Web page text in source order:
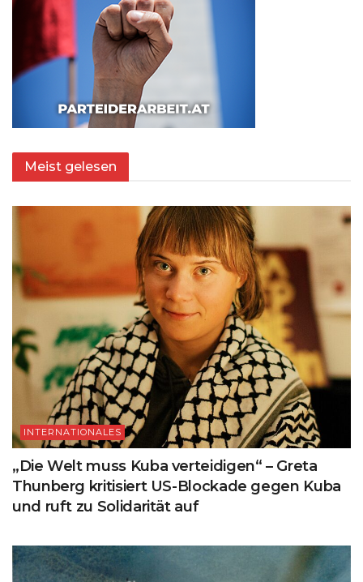
Meist gelesen
INTERNATIONALES
„Die Welt muss Kuba verteidigen“ – Greta
Thunberg kritisiert US-Blockade gegen Kuba
und ruft zu Solidarität auf